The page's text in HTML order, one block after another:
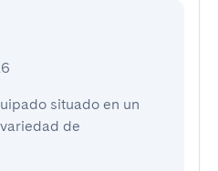
situado en un
de